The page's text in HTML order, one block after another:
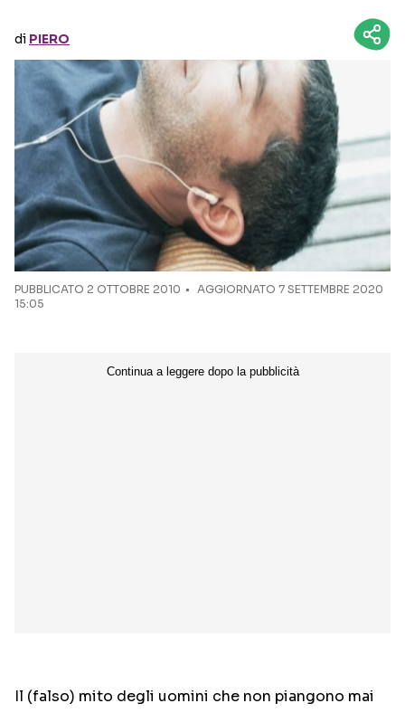
di PIERO
PUBBLICATO 2 OTTOBRE 2010
AGGIORNATO 7 SETTEMBRE 2020
15:05
Il (falso) mito degli uomini che non piangono mai